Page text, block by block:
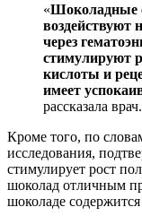
«Шоколадные
воздействуют
через
стимулируют
кислоты и
имеет
рассказала врач.
Кроме того, по
исследования,
стимулирует рост
шоколад отличным
шоколаде